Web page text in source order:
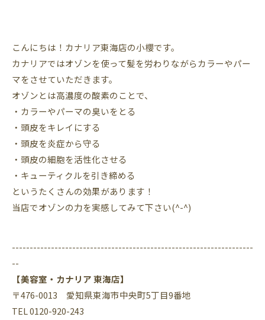
こんにちは！カナリア東海店の小櫻です。
カナリアではオゾンを使って髪を労わりながらカラーやパー
マをさせていただきます。
オゾンとは高濃度の酸素のことで、
・カラーやパーマの臭いをとる
・頭皮をキレイにする
・頭皮を炎症から守る
・頭皮の細胞を活性化させる
・キューティクルを引き締める
というたくさんの効果があります！
当店でオゾンの力を実感してみて下さい(^-^)
--------------------------------------------------------------------
--
【美容室・カナリア 東海店】
〒476-0013 愛知県東海市中央町5丁目9番地
TEL 0120-920-243